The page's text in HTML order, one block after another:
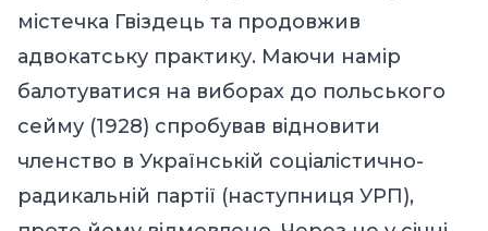
містечка Гвіздець та продовжив
адвокатську практику. Маючи намір
балотуватися на виборах до польського
сейму (1928) спробував відновити
членство в Українській соціалістично-
радикальній партії (наступниця УРП),